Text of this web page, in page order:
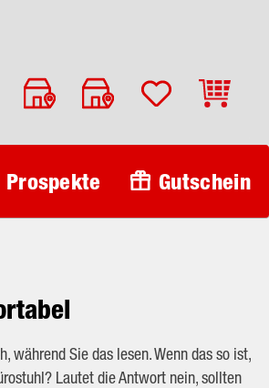
Prospekte Gutschein
während Sie das lesen. Wenn das so ist,
Lautet die Antwort nein, sollten